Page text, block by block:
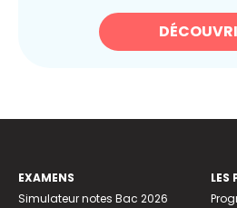
EXAMENS
Simulateur notes Bac 2026
LES